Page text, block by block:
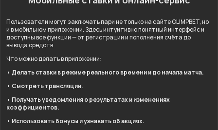
Пользователи могут заключать пари не только на сайте OLIMPBET, но
и в мобильном приложении. Здесь интуитивно понятный интерфейс и
доступны все функции — от регистрации и пополнения счёта до
вывода средств.
Что можно делать в приложении:
• Делать ставки в режиме реального времени и до начала матча.
• Смотреть трансляции.
• Получать уведомления о результатах и изменениях
коэффициентов.
• Использовать бонусы и узнавать об акциях.